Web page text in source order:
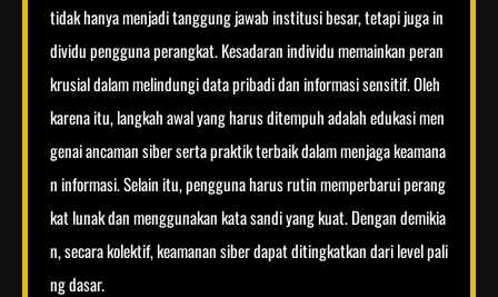
tidak hanya menjadi tanggung jawab institusi besar, tetapi juga in
dividu pengguna perangkat. Kesadaran individu memainkan peran
krusial dalam melindungi data pribadi dan informasi sensitif. Oleh
karena itu, langkah awal yang harus ditempuh adalah edukasi men
genai ancaman siber serta praktik terbaik dalam menjaga keamana
n informasi. Selain itu, pengguna harus rutin memperbarui perang
kat lunak dan menggunakan kata sandi yang kuat. Dengan demikia
n, secara kolektif, keamanan siber dapat ditingkatkan dari level pali
ng dasar.